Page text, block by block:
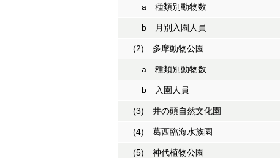
a 種類別動物数
b 月別入園人員
(2) 多摩動物公園
a 種類別動物数
b 入園人員
(3) 井の頭自然文化園
(4) 葛西臨海水族園
(5) 神代植物公園